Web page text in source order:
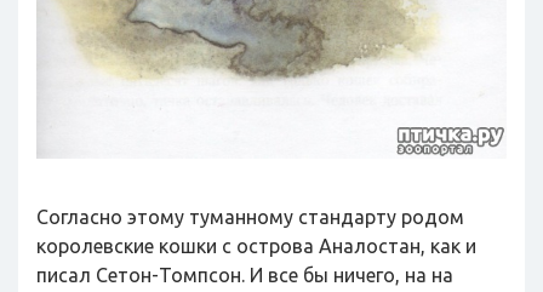
Согласно этому туманному стандарту родом
королевские кошки с острова Аналостан, как и
писал Сетон-Томпсон. И все бы ничего, на на